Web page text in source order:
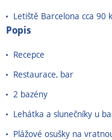
Letiště Barcelona cca 90
Popis
Recepce
Restaurace, bar
2 bazény
Lehátka a slunečníky u
Plážové osušky na